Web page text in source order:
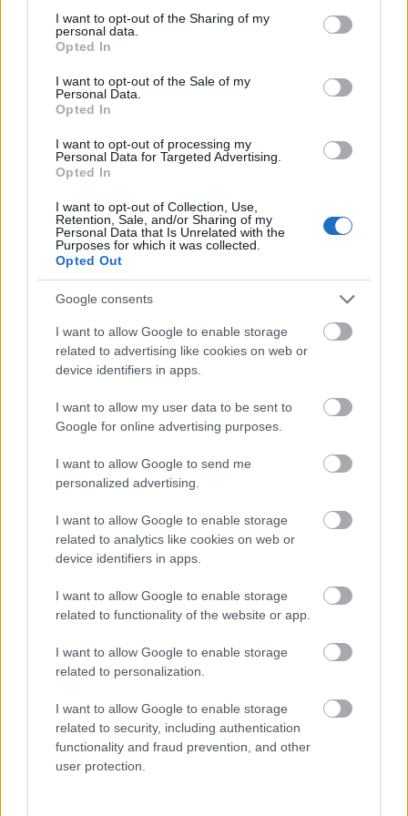
not limited to your visit or usage behaviour. You may click to
grant or deny consent to Google and its third-party tags to
use your data for below specified purposes in below Google
consent section.
I want to opt-out of the Sharing of my
personal data.
Opted In
I want to opt-out of the Sale of my
Personal Data.
Opted In
I want to opt-out of processing my
Personal Data for Targeted Advertising.
Opted In
I want to opt-out of Collection, Use,
Retention, Sale, and/or Sharing of my
Personal Data that Is Unrelated with the
Purposes for which it was collected.
Opted Out
Google consents
I want to allow Google to enable storage
related to advertising like cookies on web or
device identifiers in apps.
I want to allow my user data to be sent to
Google for online advertising purposes.
I want to allow Google to send me
personalized advertising.
I want to allow Google to enable storage
related to analytics like cookies on web or
device identifiers in apps.
I want to allow Google to enable storage
related to functionality of the website or app.
I want to allow Google to enable storage
related to personalization.
I want to allow Google to enable storage
related to security, including authentication
functionality and fraud prevention, and other
user protection.
ismerték el. 1983-ban Jászai Mari-díjat, 1990-
ben Kossuth-díjat, 1998-ban Magyar
nyerte el különféle filmfesztiválokon a
legjobb női alakítás díját. 2004-ben Prima
díjas lett, 2005-ben beválasztották a
Halhatatlanok Társulatának örökös tagjai
közé.
Makó, Páger Antal szülővárosa 1999 óta
minden évben ünnepi programokkal tiszteleg
az 1986-ban elhunyt színész emléke előtt. A
makói képviselő-testület 2001-ben
határozott a díj alapításáról: "Téni bácsi"
mását az önkormányzat a Páger-család
hozzájárulásával készítteti el évről évre. A
gyűrűt maga Páger Antal is elismerésként
kapta, nyolcvanéves korában a Vígszínháztól.
A színészdíjat 2002-ben elsőként Halász Judit
vehette át, majd Garas Dezső, Király Levente,
Venczel Vera, Csákányi Eszter, Kern András,
Kútvölgyi Erzsébet, Rudolf Péter és Cserhalmi
György részesült az elismerésben, tavaly
Forrás: MTI